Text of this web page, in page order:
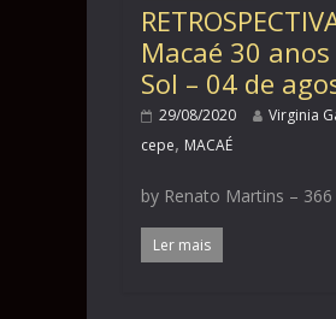
Macaé 30
Sol – 04 de
29/08/2020 Virginia
cepe, MACAÉ
by Renato Martins –
Ler mais